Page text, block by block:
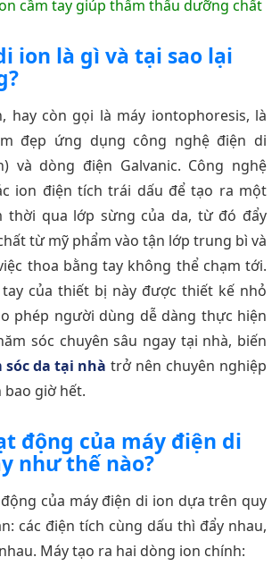
ion là gì và tại sao lại
hay còn gọi là máy iontophoresis, là
đẹp ứng dụng công nghệ điện di
và dòng điện Galvanic. Công nghệ
ion điện tích trái dấu để tạo ra một
thời qua lớp sừng của da, từ đó đẩy
từ mỹ phẩm vào tận lớp trung bì và
thoa bằng tay không thể chạm tới.
tay của thiết bị này được thiết kế nhỏ
phép người dùng dễ dàng thực hiện
sóc chuyên sâu ngay tại nhà, biến
sóc da tại nhà trở nên chuyên nghiệp
bao giờ hết.
động của máy điện di
như thế nào?
của máy điện di ion dựa trên quy
các điện tích cùng dấu thì đẩy nhau,
Máy tạo ra hai dòng ion chính: